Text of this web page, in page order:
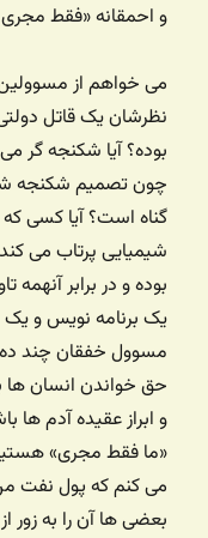
و احمقانه «فقط
می خواهم از مسوولین
نظرشان یک قاتل
بوده؟ آیا شکنجه گر
چون تصمیم شکنجه
گناه است؟ آیا کسی
شیمیایی پرتاب می
بوده و در برابر
یک برنامه نویس و
مسوول خفقان چند
حق خواندن انسان ها
و ابراز عقیده آدم ها
«ما فقط مجری»
می کنم که پول نفت
بعضی ها آن را به زور